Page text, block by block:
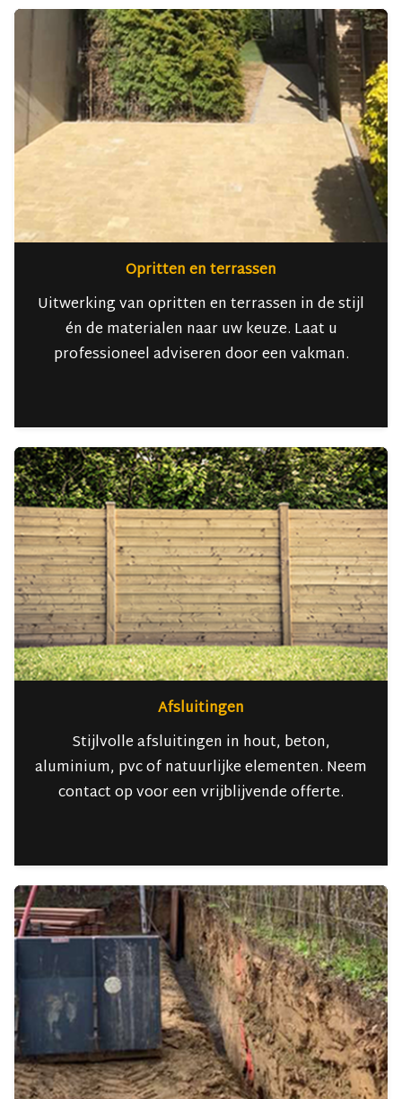
Opritten en terrassen
Uitwerking van opritten en terrassen in de stijl
én de materialen naar uw keuze. Laat u
professioneel adviseren door een vakman.
Afsluitingen
Stijlvolle afsluitingen in hout, beton,
aluminium, pvc of natuurlijke elementen. Neem
contact op voor een vrijblijvende offerte.